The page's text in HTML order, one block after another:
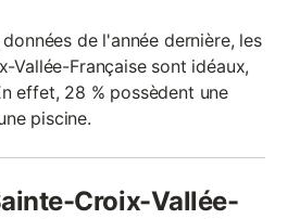
de l'année dernière, les
Vallée-Française sont idéaux,
effet, 28 % possèdent une
piscine.
Croix-Vallée-